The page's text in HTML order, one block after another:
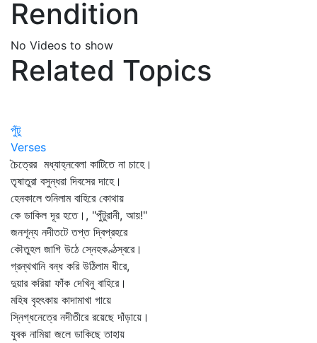
Rendition
No Videos to show
Related Topics
পুঁটু
Verses
চৈত্রের মধ্যাহ্নবেলা কাটিতে না চাহে।
তৃষাতুরা বসুন্ধরা দিবসের দাহে।
হেনকালে শুনিলাম বাহিরে কোথায়
কে ডাকিল দূর হতে।, "পুঁটুরানী, আয়!"
জনশূন্য নদীতটে তপ্ত দ্বিপ্রহরে
কৌতুহল জাগি উঠে স্নেহকণ্ঠস্বরে।
গ্রন্থখানি বন্ধ করি উঠিলাম ধীরে,
দুয়ার করিয়া ফাঁক দেখিনু বাহিরে।
মহিষ বৃহৎকায় কাদামাখা গায়ে
স্নিগ্ধনেত্রে নদীতীরে রয়েছে দাঁড়ায়ে।
যুবক নামিয়া জলে ডাকিছে তাহায়